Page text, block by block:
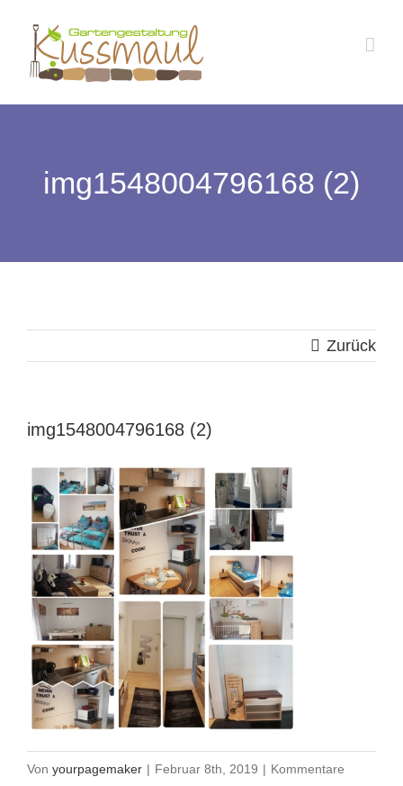
Inhalt
springen
img1548004796168 (2)
Zurück
img1548004796168 (2)
Von yourpagemaker | Februar 8th, 2019 | Kommentare